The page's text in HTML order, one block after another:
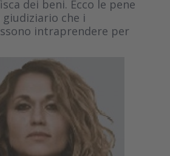
dei beni. Ecco le pene
che i
intraprendere per